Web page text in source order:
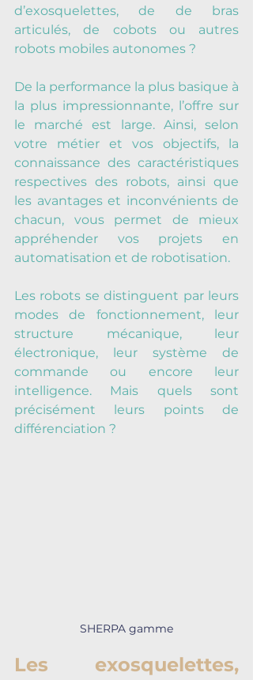
d’exosquelettes, de de bras
articulés, de cobots ou autres
robots mobiles autonomes ?
De la performance la plus basique à
la plus impressionnante, l’offre sur
le marché est large. Ainsi, selon
votre métier et vos objectifs, la
connaissance des caractéristiques
respectives des robots, ainsi que
les avantages et inconvénients de
chacun, vous permet de mieux
appréhender vos projets en
automatisation et de robotisation.
Les robots se distinguent par leurs
modes de fonctionnement, leur
structure mécanique, leur
électronique, leur système de
commande ou encore leur
intelligence. Mais quels sont
précisément leurs points de
différenciation ?
SHERPA gamme
Les exosquelettes,